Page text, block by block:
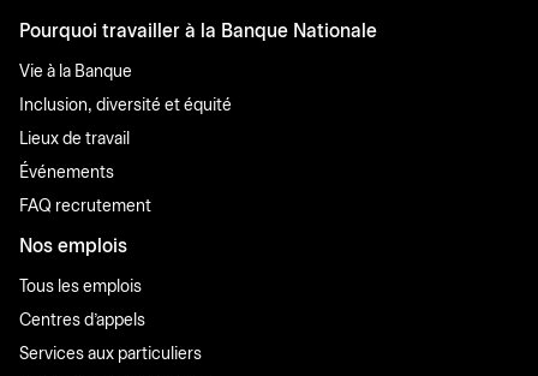
Pourquoi travailler à la Banque Nationale
Vie à la Banque
Inclusion, diversité et équité
Lieux de travail
Événements
FAQ recrutement
Nos emplois
Tous les emplois
Centres d'appels
Services aux particuliers